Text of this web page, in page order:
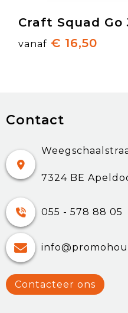
Craft Squad Go
vanaf € 16,50
Contact
7324 BE
055 - 578 88 05
Contacteer ons